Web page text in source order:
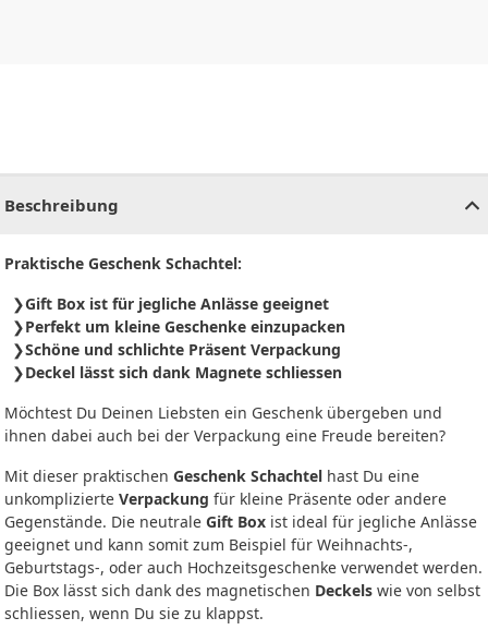
Beschreibung
Praktische Geschenk Schachtel:
Gift Box ist für jegliche Anlässe geeignet
Perfekt um kleine Geschenke einzupacken
Schöne und schlichte Präsent Verpackung
Deckel lässt sich dank Magnete schliessen
Möchtest Du Deinen Liebsten ein Geschenk übergeben und
ihnen dabei auch bei der Verpackung eine Freude bereiten?
Mit dieser praktischen Geschenk Schachtel hast Du eine
unkomplizierte Verpackung für kleine Präsente oder andere
Gegenstände. Die neutrale Gift Box ist ideal für jegliche Anlässe
geeignet und kann somit zum Beispiel für Weihnachts-,
Geburtstags-, oder auch Hochzeitsgeschenke verwendet werden.
Die Box lässt sich dank des magnetischen Deckels wie von selbst
schliessen, wenn Du sie zu klappst.